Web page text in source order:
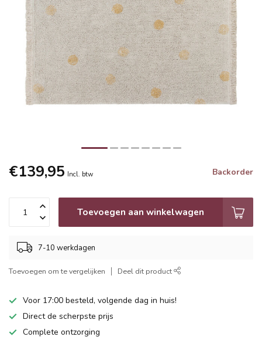
€139,95 Incl. btw Backorder
Toevoegen aan winkelwagen
7-10 werkdagen
Toevoegen om te vergelijken Deel dit product
Voor 17:00 besteld, volgende dag in huis!
Direct de scherpste prijs
Complete ontzorging